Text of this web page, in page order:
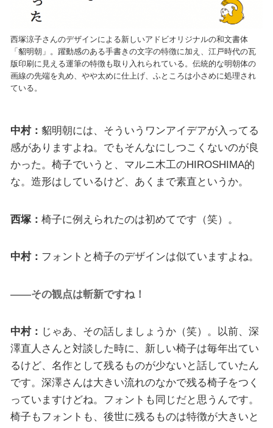
西塚涼子さんのデザインによる新しいアドビオリジナルの和文書体
「貂明朝」。躍動感のある手書きの文字の特徴に加え、江戸時代の瓦
版印刷に見える運筆の特徴も取り入れられている。伝統的な明朝体の
画線の先端を丸め、やや太めに仕上げ、ふところは小さめに処理され
ている。
中村： 貂明朝には、そういうワンアイデアが入ってる
感がありますよね。でもそんなにしつこくないのが良
かった。椅子でいうと、マルニ木工のHIROSHIMA的
な。造形はしているけど、あくまで素直というか。
西塚： 椅子に例えられたのは初めてです（笑）。
中村： フォントと椅子のデザインは似ていますよね。
――その観点は斬新ですね！
中村： じゃあ、その話しましょうか（笑）。以前、深
澤直人さんと対談した時に、新しい椅子は毎年出てい
るけど、名作として残るものが少ないと話していたん
です。深澤さんは大きい流れのなかで残る椅子をつく
っていますけどね。フォントも同じだと思うんです。
椅子もフォントも、後世に残るものは特徴が大きいと